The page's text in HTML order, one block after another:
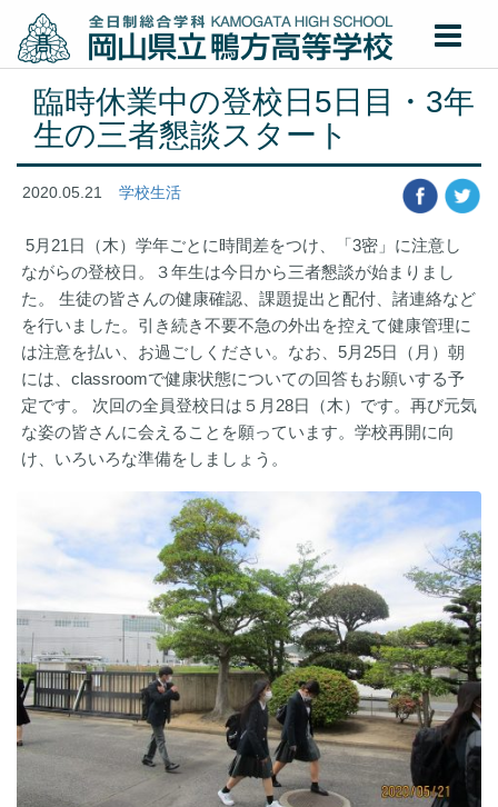
臨時休業中の登校日5日目・3年
生の三者懇談スタート
2020.05.21 学校生活
5月21日（木）学年ごとに時間差をつけ、「3密」に注意し
ながらの登校日。３年生は今日から三者懇談が始まりまし
た。 生徒の皆さんの健康確認、課題提出と配付、諸連絡など
を行いました。引き続き不要不急の外出を控えて健康管理に
は注意を払い、お過ごしください。なお、5月25日（月）朝
には、classroomで健康状態についての回答もお願いする予
定です。 次回の全員登校日は５月28日（木）です。再び元気
な姿の皆さんに会えることを願っています。学校再開に向
け、いろいろな準備をしましょう。